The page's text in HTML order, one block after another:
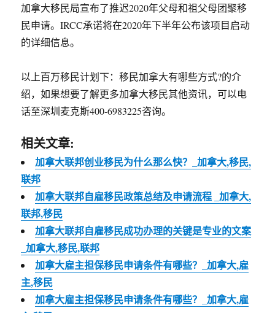
加拿大移民局宣布了推迟2020年父母和祖父母团聚移
民申请。IRCC承诺将在2020年下半年公布该项目启动
的详细信息。
以上百万移民计划下：移民加拿大有哪些方式?的介
绍，如果想要了解更多加拿大移民其他资讯，可以电
话至深圳麦克斯400-6983225咨询。
相关文章:
加拿大联邦创业移民为什么那么快？_加拿大,移民,
联邦
加拿大联邦自雇移民政策总结及申请流程 _加拿大,
联邦,移民
加拿大联邦自雇移民成功办理的关键是专业的文案
_加拿大,移民,联邦
加拿大雇主担保移民申请条件有哪些？_加拿大,雇
主,移民
加拿大雇主担保移民申请条件有哪些？_加拿大,雇